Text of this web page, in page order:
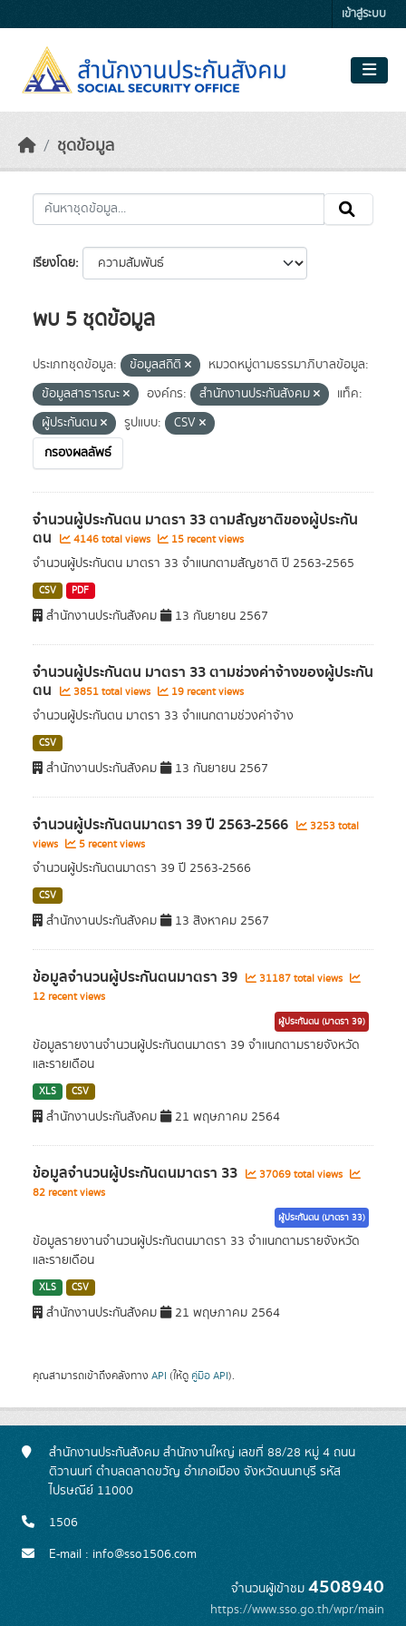
เข้าสู่ระบบ
ชุดข้อมูล
เรียงโดย
พบ 5 ชุดข้อมูล
ประเภทชุดข้อมูล: ข้อมูลสถิติ
หมวดหมู่ตามธรรมาภิบาลข้อมูล:
ข้อมูลสาธารณะ
องค์กร: สำนักงานประกันสังคม
แท็ค:
ผู้ประกันตน
รูปแบบ:
CSV
กรองผลลัพธ์
จำนวนผู้ประกันตน มาตรา 33 ตามสัญชาติของผู้ประกัน
ตน 4146 total views 15 recent views
จำนวนผู้ประกันตน มาตรา 33 จำแนกตามสัญชาติ ปี 2563-2565
CSV PDF
สำนักงานประกันสังคม 13 กันยายน 2567
จำนวนผู้ประกันตน มาตรา 33 ตามช่วงค่าจ้างของผู้ประกัน
ตน 3851 total views 19 recent views
จำนวนผู้ประกันตน มาตรา 33 จำแนกตามช่วงค่าจ้าง
CSV
สำนักงานประกันสังคม 13 กันยายน 2567
จำนวนผู้ประกันตนมาตรา 39 ปี 2563-2566
3253 total
views
5 recent views
จำนวนผู้ประกันตนมาตรา 39 ปี 2563-2566
CSV
สำนักงานประกันสังคม 13 สิงหาคม 2567
ข้อมูลจำนวนผู้ประกันตนมาตรา 39
31187 total views
12 recent views
ผู้ประกันตน (มาตรา 39)
ข้อมูลรายงานจำนวนผู้ประกันตนมาตรา 39 จำแนกตามรายจังหวัด
และรายเดือน
XLS CSV
สำนักงานประกันสังคม 21 พฤษภาคม 2564
ข้อมูลจำนวนผู้ประกันตนมาตรา 33
37069 total views
82 recent views
ผู้ประกันตน (มาตรา 33)
ข้อมูลรายงานจำนวนผู้ประกันตนมาตรา 33 จำแนกตามรายจังหวัด
และรายเดือน
XLS CSV
สำนักงานประกันสังคม 21 พฤษภาคม 2564
คุณสามารถเข้าถึงคลังทาง API (ให้ดู คู่มือ API).
สำนักงานประกันสังคม สำนักงานใหญ่ เลขที่ 88/28 หมู่ 4 ถนน
ติวานนท์ ตำบลตลาดขวัญ อำเภอเมือง จังหวัดนนทบุรี รหัส
ไปรษณีย์ 11000
1506
E-mail : info@sso1506.com
จำนวนผู้เข้าชม 4508940
https://www.sso.go.th/wpr/main